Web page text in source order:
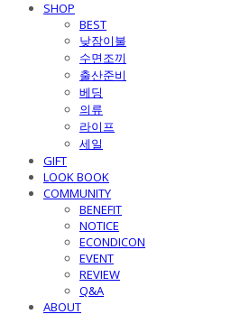
SHOP
BEST
낮잠이불
수면조끼
출산준비
베딩
의류
라이프
세일
GIFT
LOOK BOOK
COMMUNITY
BENEFIT
NOTICE
ECONDICON
EVENT
REVIEW
Q&A
ABOUT